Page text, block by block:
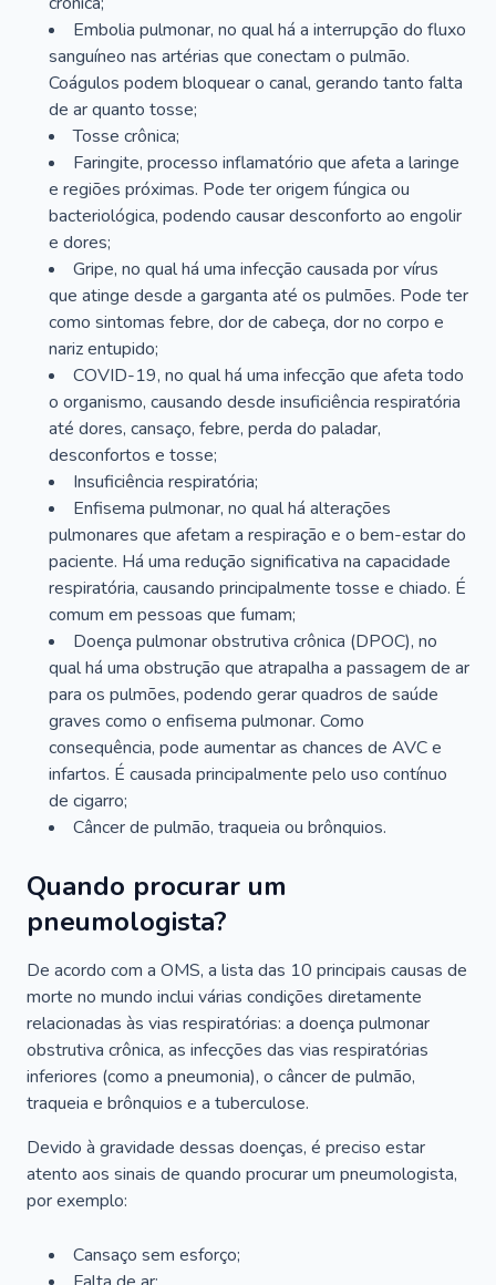
Embolia pulmonar, no qual há a interrupção do fluxo
sanguíneo nas artérias que conectam o pulmão.
Coágulos podem bloquear o canal, gerando tanto falta
de ar quanto tosse;
Tosse crônica;
Faringite, processo inflamatório que afeta a laringe
e regiões próximas. Pode ter origem fúngica ou
bacteriológica, podendo causar desconforto ao engolir
e dores;
Gripe, no qual há uma infecção causada por vírus
que atinge desde a garganta até os pulmões. Pode ter
como sintomas febre, dor de cabeça, dor no corpo e
nariz entupido;
COVID-19, no qual há uma infecção que afeta todo
o organismo, causando desde insuficiência respiratória
até dores, cansaço, febre, perda do paladar,
desconfortos e tosse;
Insuficiência respiratória;
Enfisema pulmonar, no qual há alterações
pulmonares que afetam a respiração e o bem-estar do
paciente. Há uma redução significativa na capacidade
respiratória, causando principalmente tosse e chiado. É
comum em pessoas que fumam;
Doença pulmonar obstrutiva crônica (DPOC), no
qual há uma obstrução que atrapalha a passagem de ar
para os pulmões, podendo gerar quadros de saúde
graves como o enfisema pulmonar. Como
consequência, pode aumentar as chances de AVC e
infartos. É causada principalmente pelo uso contínuo
de cigarro;
Câncer de pulmão, traqueia ou brônquios.
Quando procurar um
pneumologista?
De acordo com a OMS, a lista das 10 principais causas de
morte no mundo inclui várias condições diretamente
relacionadas às vias respiratórias: a doença pulmonar
obstrutiva crônica, as infecções das vias respiratórias
inferiores (como a pneumonia), o câncer de pulmão,
traqueia e brônquios e a tuberculose.
Devido à gravidade dessas doenças, é preciso estar
atento aos sinais de quando procurar um pneumologista,
por exemplo:
Cansaço sem esforço;